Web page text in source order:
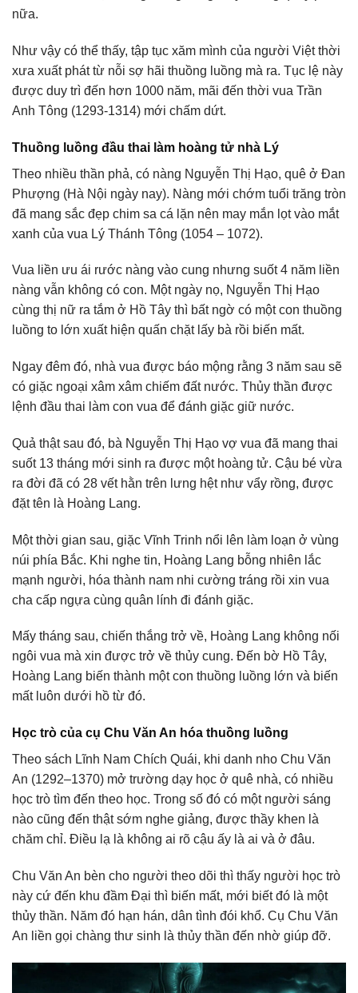
nữa.
Như vậy có thể thấy, tập tục xăm mình của người Việt thời
xưa xuất phát từ nỗi sợ hãi thuồng luồng mà ra. Tục lệ này
được duy trì đến hơn 1000 năm, mãi đến thời vua Trần
Anh Tông (1293-1314) mới chấm dứt.
Thuồng luồng đầu thai làm hoàng tử nhà Lý
Theo nhiều thần phả, có nàng Nguyễn Thị Hạo, quê ở Đan
Phượng (Hà Nội ngày nay). Nàng mới chớm tuổi trăng tròn
đã mang sắc đẹp chim sa cá lặn nên may mắn lọt vào mắt
xanh của vua Lý Thánh Tông (1054 – 1072).
Vua liền ưu ái rước nàng vào cung nhưng suốt 4 năm liền
nàng vẫn không có con. Một ngày nọ, Nguyễn Thị Hạo
cùng thị nữ ra tắm ở Hồ Tây thì bất ngờ có một con thuồng
luồng to lớn xuất hiện quấn chặt lấy bà rồi biến mất.
Ngay đêm đó, nhà vua được báo mộng rằng 3 năm sau sẽ
có giặc ngoại xâm xâm chiếm đất nước. Thủy thần được
lệnh đầu thai làm con vua để đánh giặc giữ nước.
Quả thật sau đó, bà Nguyễn Thị Hạo vợ vua đã mang thai
suốt 13 tháng mới sinh ra được một hoàng tử. Cậu bé vừa
ra đời đã có 28 vết hằn trên lưng hệt như vẩy rồng, được
đặt tên là Hoàng Lang.
Một thời gian sau, giặc Vĩnh Trinh nổi lên làm loạn ở vùng
núi phía Bắc. Khi nghe tin, Hoàng Lang bỗng nhiên lắc
mạnh người, hóa thành nam nhi cường tráng rồi xin vua
cha cấp ngựa cùng quân lính đi đánh giặc.
Mấy tháng sau, chiến thắng trở về, Hoàng Lang không nối
ngôi vua mà xin được trở về thủy cung. Đến bờ Hồ Tây,
Hoàng Lang biến thành một con thuồng luồng lớn và biến
mất luôn dưới hồ từ đó.
Học trò của cụ Chu Văn An hóa thuồng luồng
Theo sách Lĩnh Nam Chích Quái, khi danh nho Chu Văn
An (1292–1370) mở trường dạy học ở quê nhà, có nhiều
học trò tìm đến theo học. Trong số đó có một người sáng
nào cũng đến thật sớm nghe giảng, được thầy khen là
chăm chỉ. Điều lạ là không ai rõ cậu ấy là ai và ở đâu.
Chu Văn An bèn cho người theo dõi thì thấy người học trò
này cứ đến khu đầm Đại thì biến mất, mới biết đó là một
thủy thần. Năm đó hạn hán, dân tình đói khổ. Cụ Chu Văn
An liền gọi chàng thư sinh là thủy thần đến nhờ giúp đỡ.